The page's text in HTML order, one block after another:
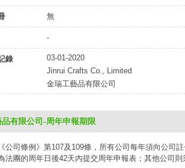
無
-
錄
03-01-2020
Jinrui Crafts Co., Limited
金瑞工藝品有限公司
有限公司-周年申報期限
公司條例》第107及109條，所有公司每年須向公司
法團的周年日後42天內提交周年申報表；其他公司